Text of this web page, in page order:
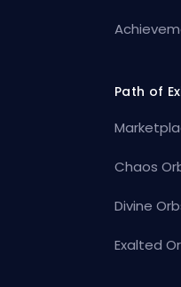
Path of
Chaos
Divine
Exalted